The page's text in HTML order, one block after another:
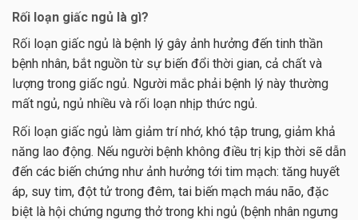
Rối loạn giấc ngủ là gì?
Rối loạn giấc ngủ là bệnh lý gây ảnh hưởng đến tinh thần
bệnh nhân, bắt nguồn từ sự biến đổi thời gian, cả chất và
lượng trong giấc ngủ. Người mắc phải bệnh lý này thường
mất ngủ, ngủ nhiều và rối loạn nhịp thức ngủ.
Rối loạn giấc ngủ làm giảm trí nhớ, khó tập trung, giảm khả
năng lao động. Nếu người bệnh không điều trị kịp thời sẽ dẫn
đến các biến chứng như ảnh hưởng tới tim mạch: tăng huyết
áp, suy tim, đột tử trong đêm, tai biến mạch máu não, đặc
biệt là hội chứng ngưng thở trong khi ngủ (bệnh nhân ngưng